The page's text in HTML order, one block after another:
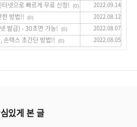
넷으로 빠르게 무료 신청! (0) 2022.09.14
한 방법!! (0) 2022.08.12
발급) - 30초면 가능! (0) 2022.08.07
손택스 초간단 방법!! (0) 2022.08.05
있게 본 글